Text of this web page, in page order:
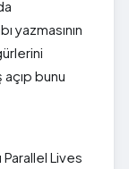
yazmasının
bunu
Parallel Lives